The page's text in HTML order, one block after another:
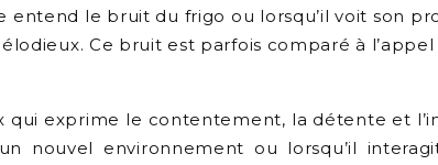
le bruit du frigo ou lorsqu’il voit son
Ce bruit est parfois comparé à
qui exprime le contentement, la détente et
nouvel environnement ou lorsqu’il